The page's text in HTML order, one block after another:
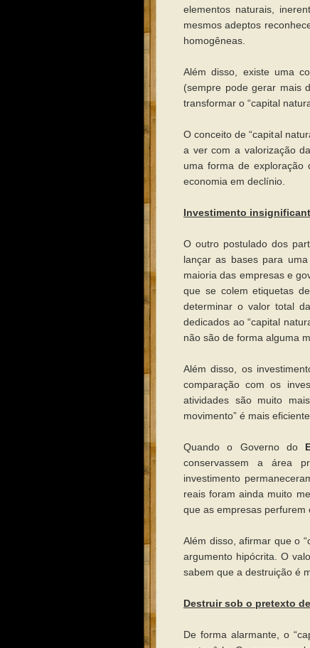
elementos naturais,
mesmos adeptos
homogêneas.
Além disso, existe uma
(sempre pode gerar mais
transformar o “capital
O conceito de “capital
a ver com a valorização
uma forma de exploração
economia em declínio.
Investimento
O outro postulado dos
lançar as bases para
maioria das empresas e
que se colem etiquetas
determinar o valor total
dedicados ao “capital
não são de forma alguma
Além disso, os
comparação com os
atividades são muito
movimento” é mais eficiente.
Quando o Governo do
conservassem a área
investimento
reais foram ainda muito
que as empresas perfurem
Além disso, afirmar que o
argumento hipócrita. O
sabem que a destruição é
Destruir sob o pretexto
De forma alarmante, o